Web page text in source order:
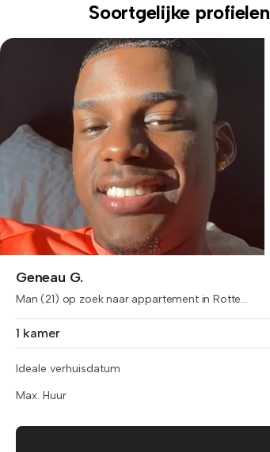
Soortgelijke profielen
Geneau G.
Man (21) op zoek naar appartement in Rotte...
1 kamer
Ideale verhuisdatum
Max. Huur